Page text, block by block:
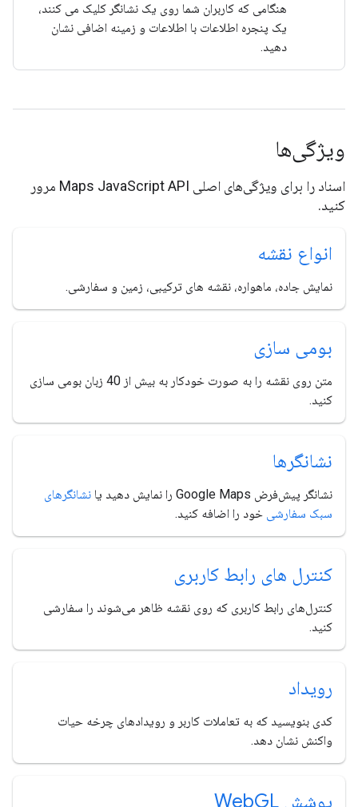
هنگامی که کاربران شما روی یک نشانگر کلیک می کنند،
یک پنجره اطلاعات با اطلاعات و زمینه اضافی نشان
دهید.
ویژگی‌ها
اسناد را برای ویژگی‌های اصلی Maps JavaScript API مرور
کنید.
انواع نقشه
نمایش جاده، ماهواره، نقشه های ترکیبی، زمین و سفارشی.
بومی سازی
متن روی نقشه را به صورت خودکار به بیش از 40 زبان بومی سازی
کنید.
نشانگرها
نشانگر پیش‌فرض Google Maps را نمایش دهید یا
نشانگرهای
سبک سفارشی خود را اضافه کنید.
کنترل های رابط کاربری
کنترل‌های رابط کاربری که روی نقشه ظاهر می‌شوند را سفارشی
کنید.
رویداد
کدی بنویسید که به تعاملات کاربر و رویدادهای چرخه حیات
واکنش نشان دهد.
پوشش Web GL